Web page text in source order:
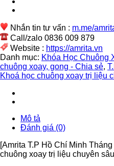
Nhắn tin tư vấn : m.me/
Call/zalo 0836 009 879
Website : https://amrita.vn
Danh mục: Khóa Học Chuông
chuông xoay, gong - Chia sẻ,
Khoá học chuông xoay trị liệu
Mô tả
Đánh giá (0)
[Amrita T.P Hồ Chí Minh
chuông xoay trị liệu chuyên